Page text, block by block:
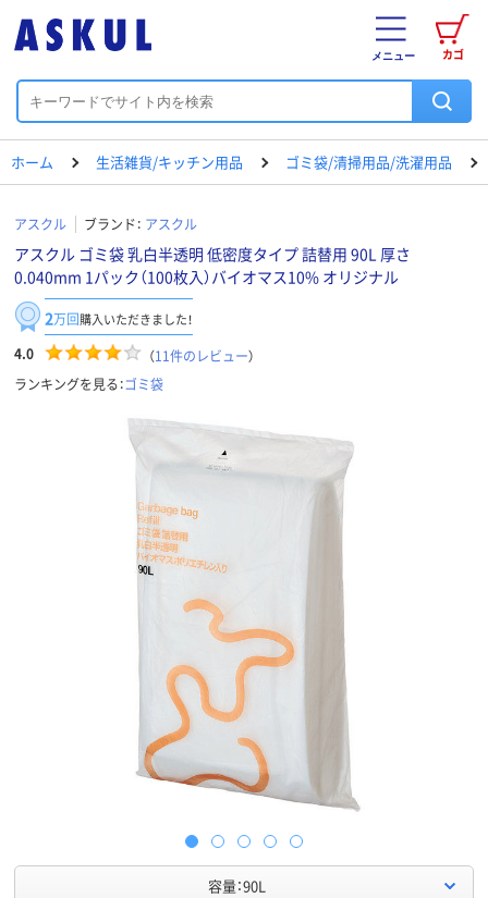
カゴ
メニュー
ホーム 生活雑貨/キッチン用品 ゴミ袋/清掃用品/洗濯用品
アスクル ブランド： アスクル
アスクル ゴミ袋 乳白半透明 低密度タイプ 詰替用 90L 厚さ
0.040mm 1パック（100枚入）バイオマス10% オリジナル
2万回購入いただきました！
4.0 （11件のレビュー）
ランキングを見る：ゴミ袋
容量：90L